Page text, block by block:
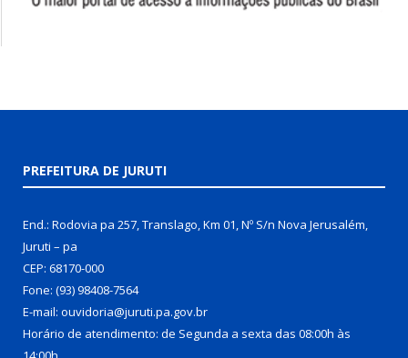
PREFEITURA DE JURUTI
End.: Rodovia pa 257, Translago, Km 01, Nº S/n Nova Jerusalém,
Juruti – pa
CEP: 68170-000
Fone: (93) 98408-7564
E-mail: ouvidoria@juruti.pa.gov.br
Horário de atendimento: de Segunda a sexta das 08:00h às